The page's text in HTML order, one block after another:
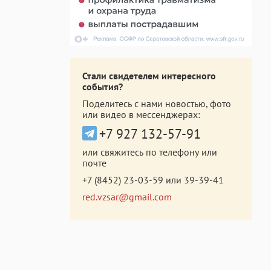
Стали свидетелем интересного
события?
Поделитесь с нами новостью, фото
или видео в мессенджерах:
+7 927 132-57-91
или свяжитесь по телефону или
почте
+7 (8452) 23-03-59 или 39-39-41
red.vzsar@gmail.com